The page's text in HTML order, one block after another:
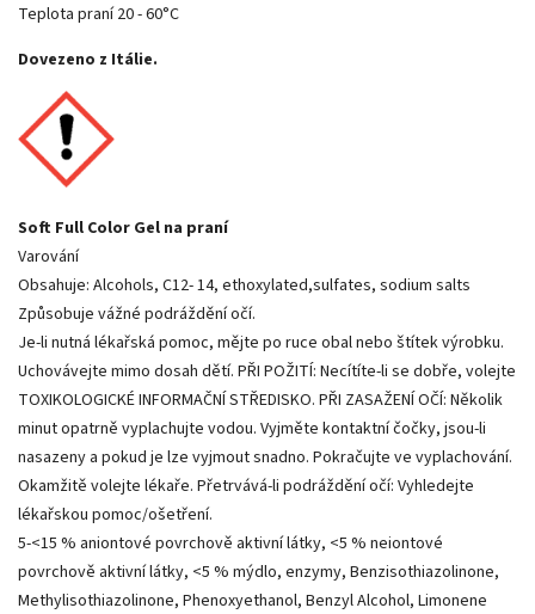
Teplota praní 20 - 60°C
Dovezeno z Itálie.
Soft Full Color Gel na praní
Varování
Obsahuje: Alcohols, C12- 14, ethoxylated,sulfates, sodium salts
Způsobuje vážné podráždění očí.
Je-li nutná lékařská pomoc, mějte po ruce obal nebo štítek výrobku.
Uchovávejte mimo dosah dětí. PŘI POŽITÍ: Necítíte-li se dobře, volejte
TOXIKOLOGICKÉ INFORMAČNÍ STŘEDISKO. PŘI ZASAŽENÍ OČÍ: Několik
minut opatrně vyplachujte vodou. Vyjměte kontaktní čočky, jsou-li
nasazeny a pokud je lze vyjmout snadno. Pokračujte ve vyplachování.
Okamžitě volejte lékaře. Přetrvává-li podráždění očí: Vyhledejte
lékařskou pomoc/ošetření.
5-<15 % aniontové povrchově aktivní látky, <5 % neiontové
povrchově aktivní látky, <5 % mýdlo, enzymy, Benzisothiazolinone,
Methylisothiazolinone, Phenoxyethanol, Benzyl Alcohol, Limonene